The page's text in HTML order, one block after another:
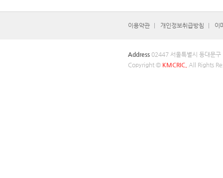
이용약관 개인정보취급방침 이
Address02447 서울특별시 동대문구
Copyright © KMCRIC. All Rights